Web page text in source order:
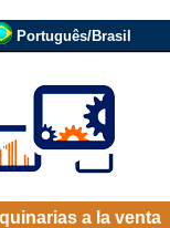
Português/Brasil
a la venta